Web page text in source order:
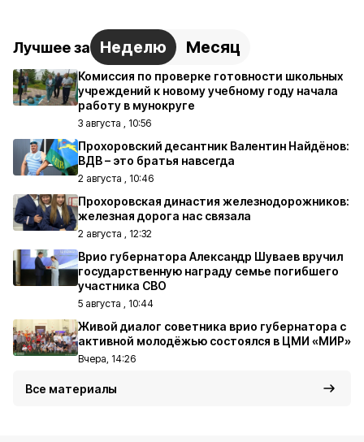
Лучшее за Неделю Месяц
Комиссия по проверке готовности школьных
учреждений к новому учебному году начала
работу в мунокруге
3 августа , 10:56
Прохоровский десантник Валентин Найдёнов:
ВДВ – это братья навсегда
2 августа , 10:46
Прохоровская династия железнодорожников:
железная дорога нас связала
2 августа , 12:32
Врио губернатора Александр Шуваев вручил
государственную награду семье погибшего
участника СВО
5 августа , 10:44
Живой диалог советника врио губернатора с
активной молодёжью состоялся в ЦМИ «МИР»
Вчера, 14:26
Все материалы